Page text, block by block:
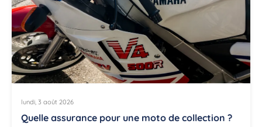
lundi, 3 août 2026
Quelle assurance pour une moto de collection ?